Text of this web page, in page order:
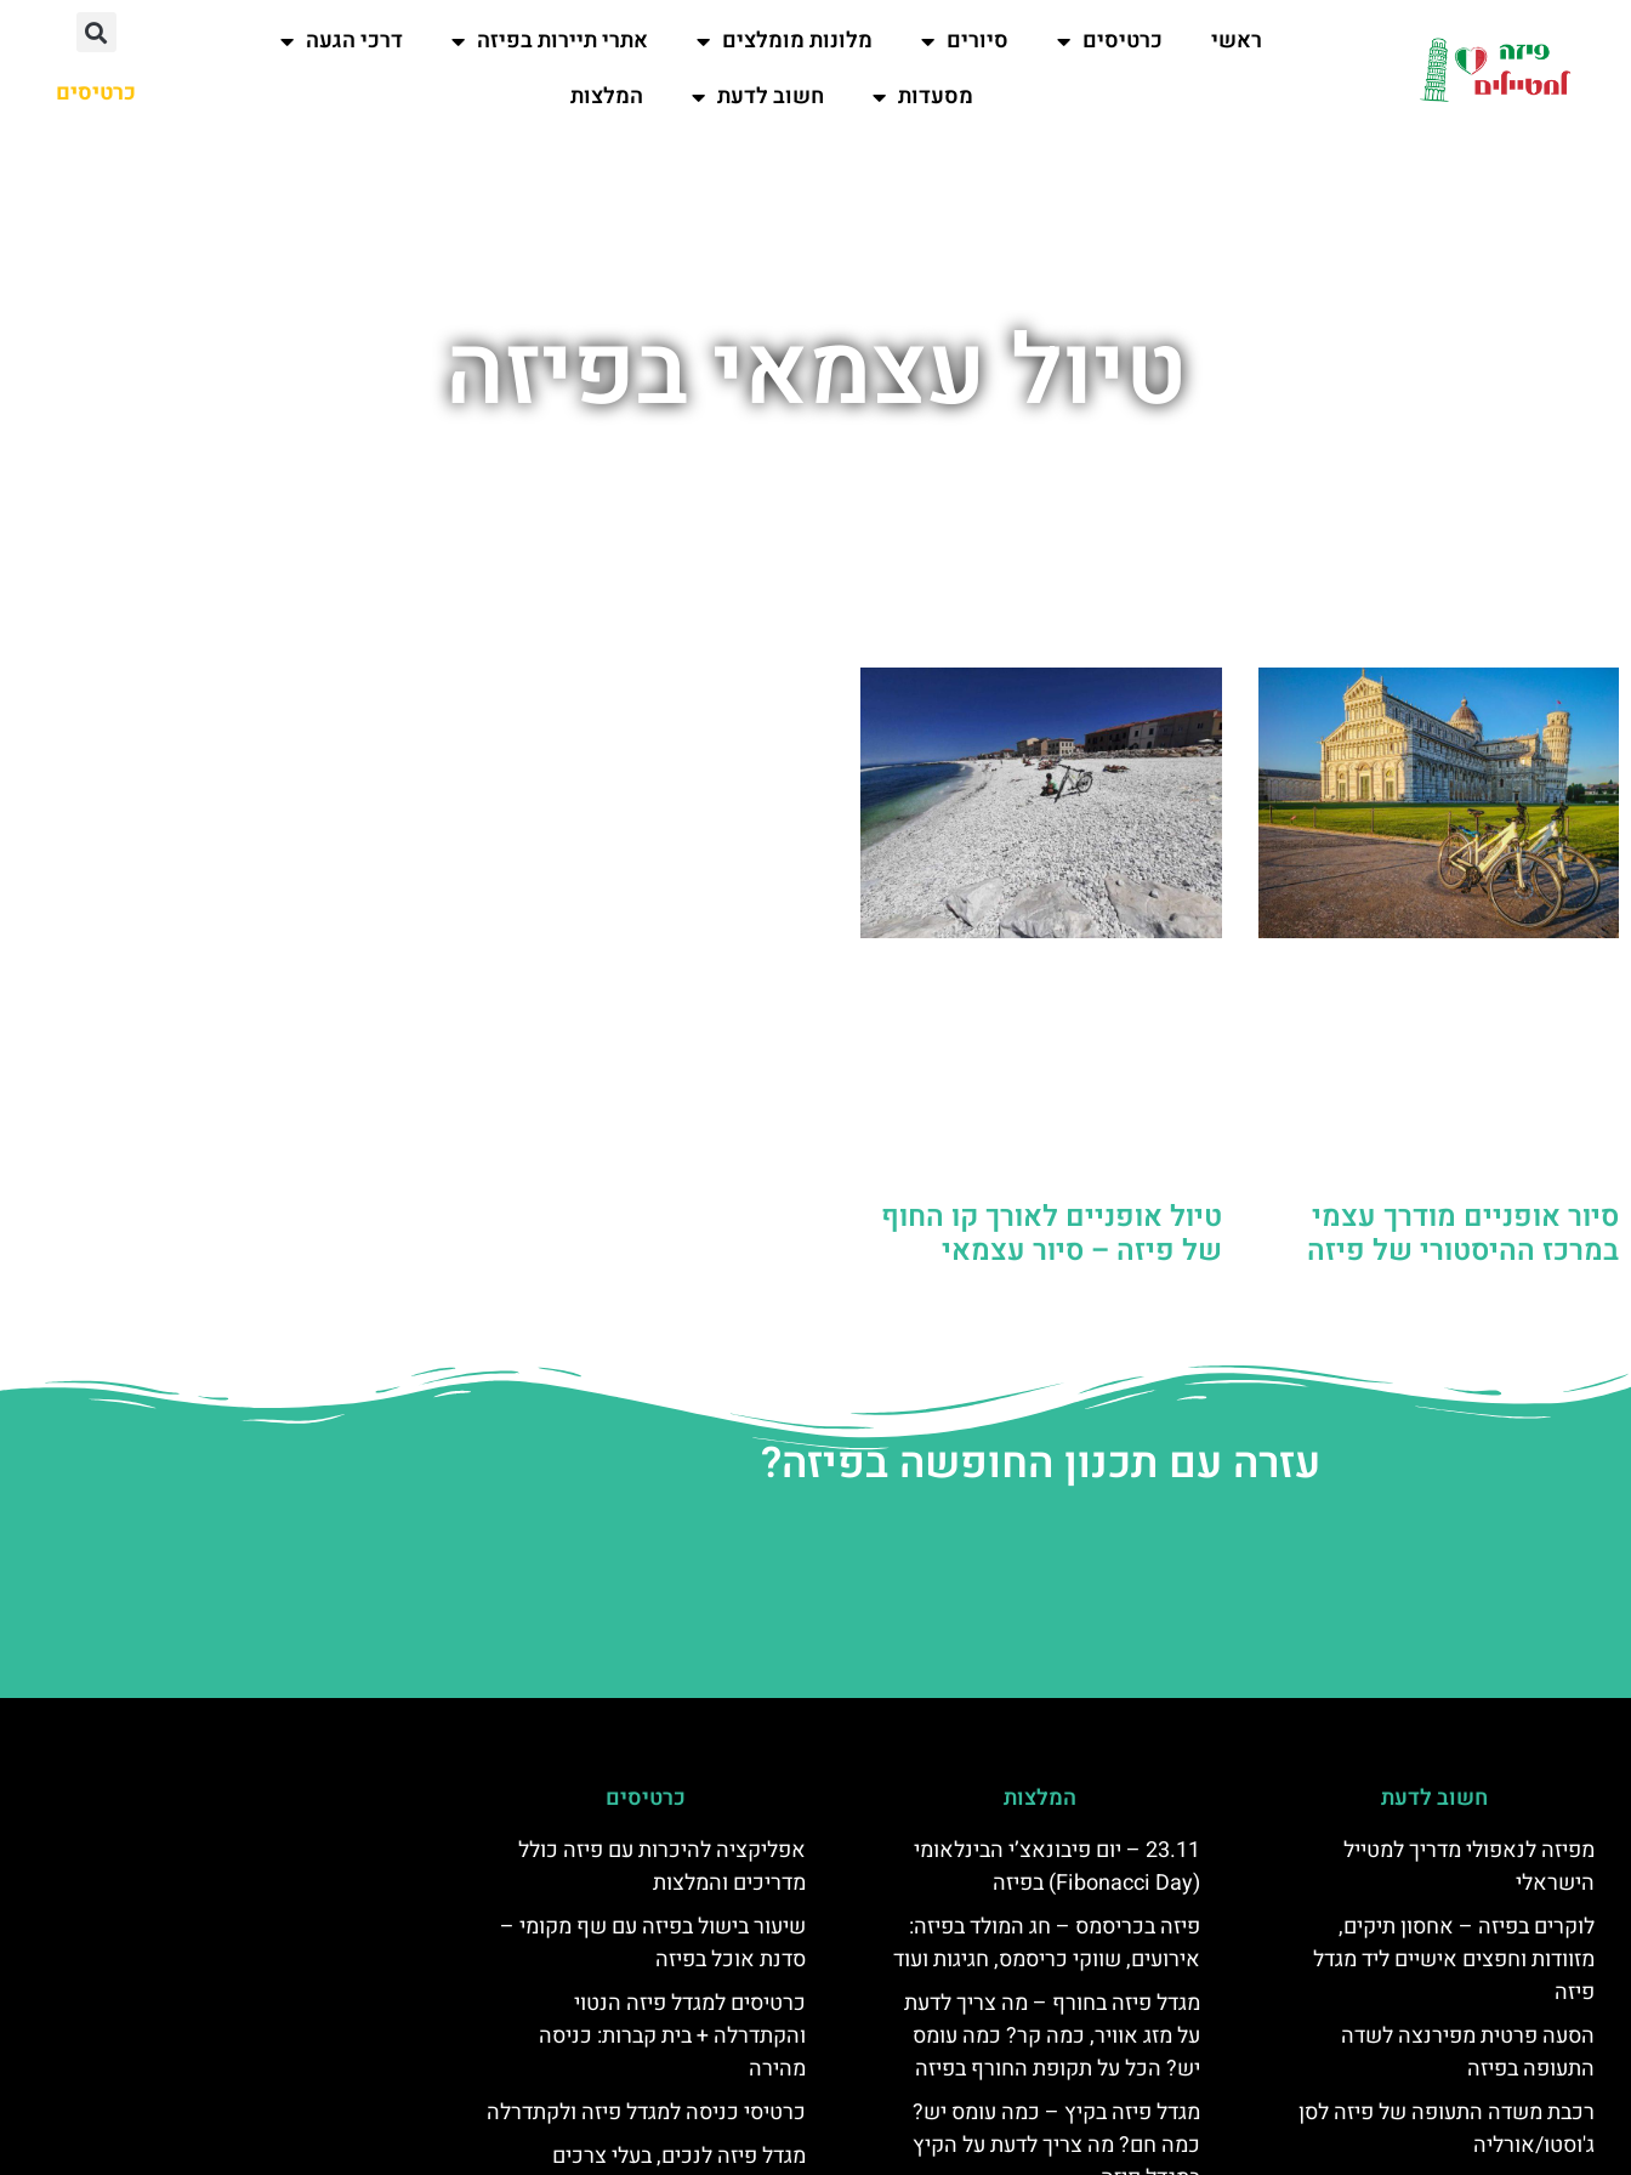
ראשי כרטיסים סיורים מלונות מומלצים אתרי תיירות בפיזה
דרכי הגעה
מסעדות
חשוב לדעת המלצות כרטיסים
טיול עצמאי בפיזה
סיור אופניים מודרך עצמי
במרכז ההיסטורי של פיזה
טיול אופניים לאורך קו החוף
של פיזה – סיור עצמאי
עזרה עם תכנון החופשה בפיזה?
חשוב לדעת
מפיזה לנאפולי מדריך למטייל
הישראלי
לוקרים בפיזה – אחסון תיקים,
מזוודות וחפצים אישיים ליד מגדל
פיזה
הסעה פרטית מפירנצה לשדה
התעופה בפיזה
רכבת משדה התעופה של פיזה לסן
ג'וסטו/אורליה
המלצות
23.11 – יום פיבונאצ’י הבינלאומי
(Fibonacci Day) בפיזה
פיזה בכריסמס – חג המולד בפיזה:
אירועים, שווקי כריסמס, חגיגות ועוד
מגדל פיזה בחורף – מה צריך לדעת
על מזג אוויר, כמה קר? כמה עומס
יש? הכל על תקופת החורף בפיזה
מגדל פיזה בקיץ – כמה עומס יש?
כמה חם? מה צריך לדעת על הקיץ
כרטיסים
אפליקציה להיכרות עם פיזה כולל
מדריכים והמלצות
שיעור בישול בפיזה עם שף מקומי –
סדנת אוכל בפיזה
כרטיסים למגדל פיזה הנטוי
והקתדרלה + בית קברות: כניסה
מהירה
כרטיסי כניסה למגדל פיזה ולקתדרלה
מגדל פיזה לנכים, בעלי צרכים